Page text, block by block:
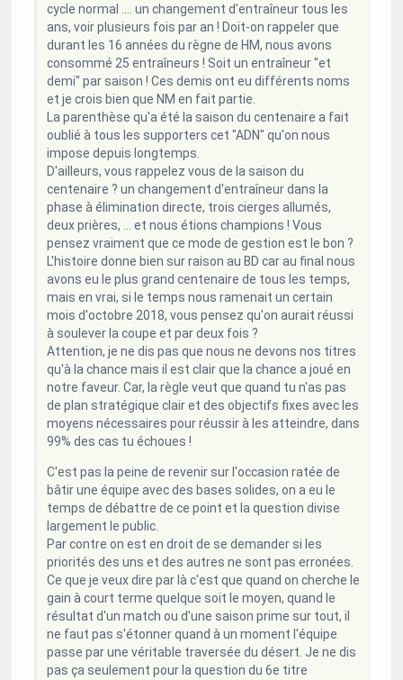
cycle normal .... un changement d'entraîneur tous les
ans, voir plusieurs fois par an ! Doit-on rappeler que
durant les 16 années du règne de HM, nous avons
consommé 25 entraîneurs ! Soit un entraîneur "et
demi" par saison ! Ces demis ont eu différents noms
et je crois bien que NM en fait partie.
La parenthèse qu'a été la saison du centenaire a fait
oublié à tous les supporters cet "ADN" qu'on nous
impose depuis longtemps.
D'ailleurs, vous rappelez vous de la saison du
centenaire ? un changement d'entraîneur dans la
phase à élimination directe, trois cierges allumés,
deux prières, ... et nous étions champions ! Vous
pensez vraiment que ce mode de gestion est le bon ?
L'histoire donne bien sur raison au BD car au final nous
avons eu le plus grand centenaire de tous les temps,
mais en vrai, si le temps nous ramenait un certain
mois d'octobre 2018, vous pensez qu'on aurait réussi
à soulever la coupe et par deux fois ?
Attention, je ne dis pas que nous ne devons nos titres
qu'à la chance mais il est clair que la chance a joué en
notre faveur. Car, la règle veut que quand tu n'as pas
de plan stratégique clair et des objectifs fixes avec les
moyens nécessaires pour réussir à les atteindre, dans
99% des cas tu échoues !
C'est pas la peine de revenir sur l'occasion ratée de
bâtir une équipe avec des bases solides, on a eu le
temps de débattre de ce point et la question divise
largement le public.
Par contre on est en droit de se demander si les
priorités des uns et des autres ne sont pas erronées.
Ce que je veux dire par là c'est que quand on cherche le
gain à court terme quelque soit le moyen, quand le
résultat d'un match ou d'une saison prime sur tout, il
ne faut pas s'étonner quand à un moment l'équipe
passe par une véritable traversée du désert. Je ne dis
pas ça seulement pour la question du 6e titre